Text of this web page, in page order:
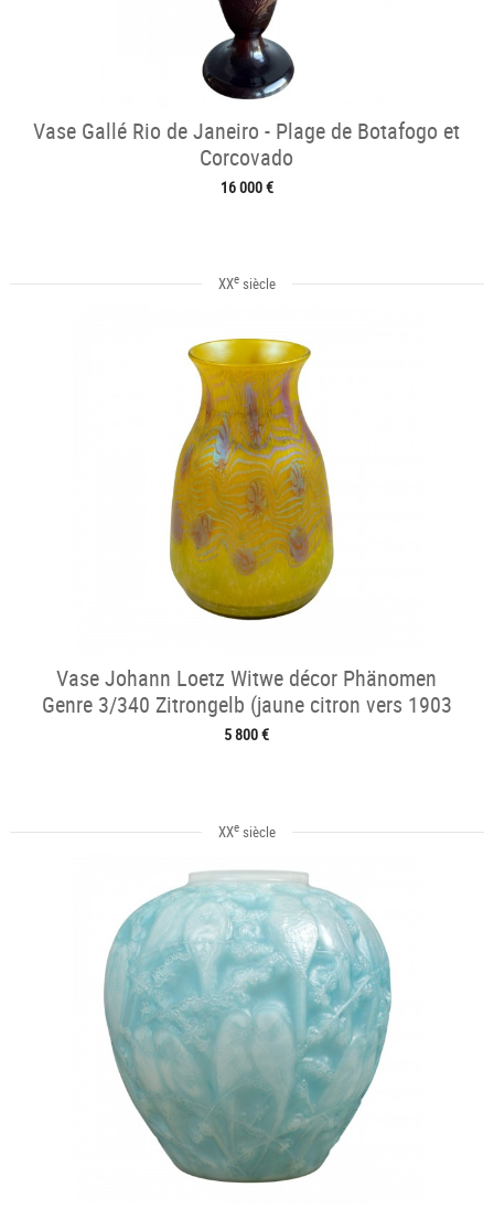
Vase Gallé Rio de Janeiro - Plage de Botafogo et
Corcovado
16 000 €
XXesiècle
Vase Johann Loetz Witwe décor Phänomen
Genre 3/340 Zitrongelb (jaune citron vers 1903
5 800 €
XXesiècle